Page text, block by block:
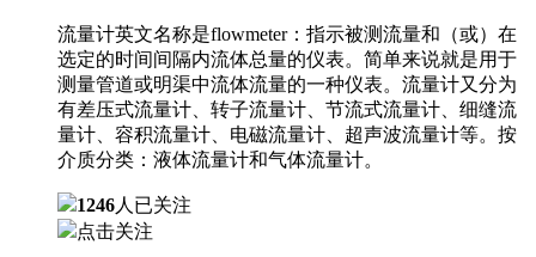
流量计英文名称是flowmeter：指示被测流量和（或）在
选定的时间间隔内流体总量的仪表。简单来说就是用于
测量管道或明渠中流体流量的一种仪表。流量计又分为
有差压式流量计、转子流量计、节流式流量计、细缝流
量计、容积流量计、电磁流量计、超声波流量计等。按
介质分类：液体流量计和气体流量计。
1246人已关注
点击关注